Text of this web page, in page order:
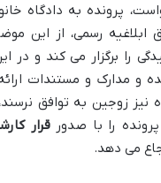
پرونده به دادگاه
ابلاغیه رسمی، از این
را برگزار می کند و در
و مدارک و مستندات
نیز زوجین به توافق
را با صدورقرار
می دهد.